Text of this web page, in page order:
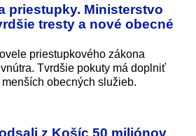
priestupky. Ministerstvo
tresty a nové obecné
priestupkového zákona
Tvrdšie pokuty má doplniť
obecných služieb.
z Košíc 50 miliónov